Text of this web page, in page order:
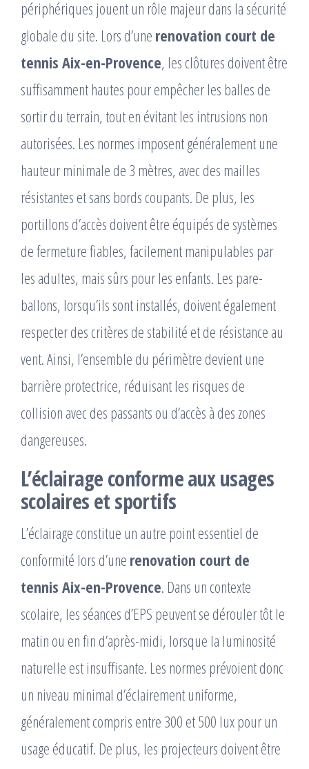
périphériques jouent un rôle majeur dans la sécurité
globale du site. Lors d’une renovation court de
tennis Aix-en-Provence, les clôtures doivent être
suffisamment hautes pour empêcher les balles de
sortir du terrain, tout en évitant les intrusions non
autorisées. Les normes imposent généralement une
hauteur minimale de 3 mètres, avec des mailles
résistantes et sans bords coupants. De plus, les
portillons d’accès doivent être équipés de systèmes
de fermeture fiables, facilement manipulables par
les adultes, mais sûrs pour les enfants. Les pare-
ballons, lorsqu’ils sont installés, doivent également
respecter des critères de stabilité et de résistance au
vent. Ainsi, l’ensemble du périmètre devient une
barrière protectrice, réduisant les risques de
collision avec des passants ou d’accès à des zones
dangereuses.
L’éclairage conforme aux usages
scolaires et sportifs
L’éclairage constitue un autre point essentiel de
conformité lors d’une renovation court de
tennis Aix-en-Provence. Dans un contexte
scolaire, les séances d’EPS peuvent se dérouler tôt le
matin ou en fin d’après-midi, lorsque la luminosité
naturelle est insuffisante. Les normes prévoient donc
un niveau minimal d’éclairement uniforme,
généralement compris entre 300 et 500 lux pour un
usage éducatif. De plus, les projecteurs doivent être